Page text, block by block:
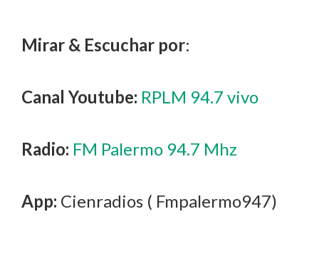
Mirar & Escuchar por:
Canal Youtube: RPLM 94.7 vivo
Radio: FM Palermo 94.7 Mhz
App: Cienradios ( Fmpalermo947)